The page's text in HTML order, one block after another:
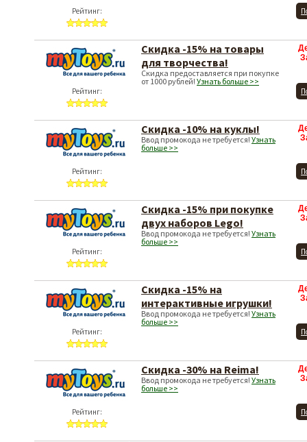
Рейтинг:
Рейтинг:
Скидка -15% на товары
для творчества!
Скидка предоставляется при покупке
от 1000 рублей! Узнать больше >>
Рейтинг:
Скидка -10% на куклы!
Ввод промокода не требуется! Узнать
больше >>
Рейтинг:
Скидка -15% при покупке
двух наборов Lego!
Ввод промокода не требуется! Узнать
больше >>
Рейтинг:
Скидка -15% на
интерактивные игрушки!
Ввод промокода не требуется! Узнать
больше >>
Рейтинг:
Скидка -30% на Reima!
Ввод промокода не требуется! Узнать
больше >>